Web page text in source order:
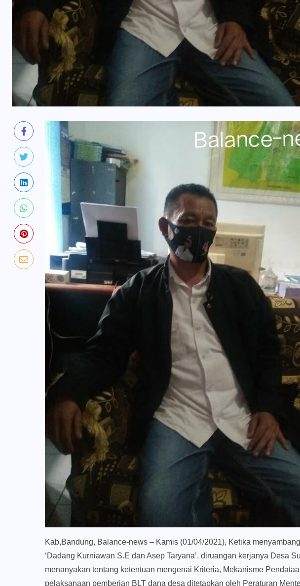
Kab,Bandung, Balance-news – Kamis (01/04/2021), Ketika
‘Dadang Kurniawan S.E dan Asep Taryana’, diruangan kerjanya Desa
menanyakan tentang ketentuan mengenai Kriteria, Mekanisme
pelaksanaan pemberian BLT dana desa ditetapkan oleh Peraturan